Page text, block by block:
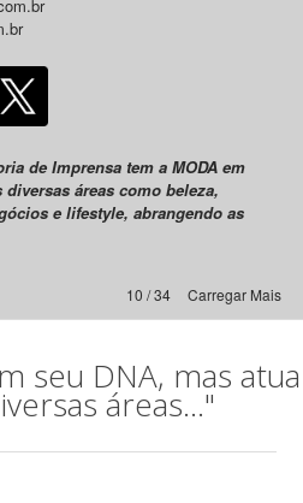
de Imprensa tem a MODA em
áreas como beleza,
e lifestyle, abrangendo as
Carregar Mais
10 / 34
seu DNA, mas atua
áreas..."